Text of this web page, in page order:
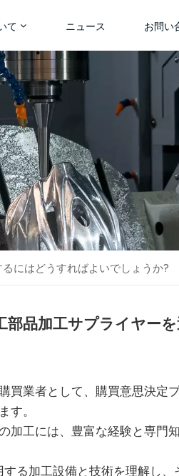
て ニュース お問い
にはどうすればよいでしょうか?
部品加工サプライヤー
買業者として、購買意思決定
す。
加工には、豊富な経験と専
する加工設備と技術を理解し